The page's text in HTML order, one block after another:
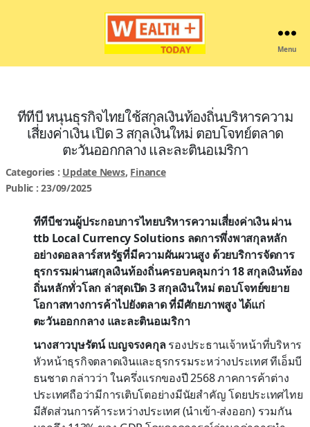
Menu
ทีทีบี หนุนธุรกิจไทยใช้สกุลเงินท้องถิ่นบริหารความ
เสี่ยงค่าเงิน เปิด 3 สกุลเงินใหม่ ตอบโจทย์ตลาด
ตะวันออกกลาง และละตินอเมริกา
Categories : Update News, Finance
Public : 23/09/2025
ทีทีบีชวนผู้ประกอบการไทยบริหารความเสี่ยงค่าเงิน ผ่าน
ttb Local Currency Solutions ลดการพึ่งพาสกุลหลัก
อย่างดอลลาร์สหรัฐที่มีความผันผวนสูง ด้วยบริการจัดการ
ธุรกรรมผ่านสกุลเงินท้องถิ่นครอบคลุมกว่า 18 สกุลเงินท้อง
ถิ่นหลักทั่วโลก ล่าสุดเปิด 3 สกุลเงินใหม่ ตอบโจทย์ขยาย
โอกาสทางการค้าไปยังตลาด ที่มีศักยภาพสูง ได้แก่
ตะวันออกกลาง และละตินอเมริกา
นางสาวบุษรัตน์ เบญจรงคกุลรองประธานเจ้าหน้าที่บริหาร
หัวหน้าธุรกิจตลาดเงินและธุรกรรมระหว่างประเทศ ทีเอ็มบี
ธนชาต กล่าวว่า ในครึ่งแรกของปี 2568 ภาคการค้าต่าง
ประเทศถือว่ามีการเติบโตอย่างมีนัยสำคัญ โดยประเทศไทย
มีสัดส่วนการค้าระหว่างประเทศ (นำเข้า-ส่งออก) รวมกัน